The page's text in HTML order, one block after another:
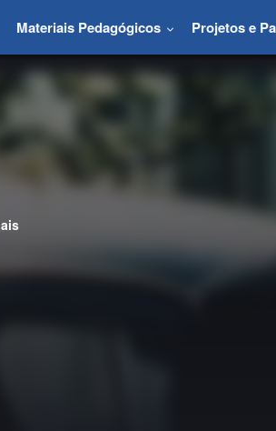
Materiais Pedagógicos Projetos e